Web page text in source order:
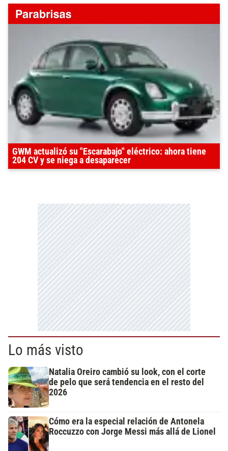
GWM actualizó su "Escarabajo" eléctrico: ahora tiene
204 CV y se niega a desaparecer
Lo más visto
Natalia Oreiro cambió su look, con el corte
de pelo que será tendencia en el resto del
2026
Cómo era la especial relación de Antonela
Roccuzzo con Jorge Messi más allá de Lionel